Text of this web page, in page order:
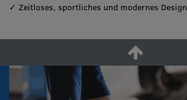
✓ Zeitloses, sportliches und modernes Design